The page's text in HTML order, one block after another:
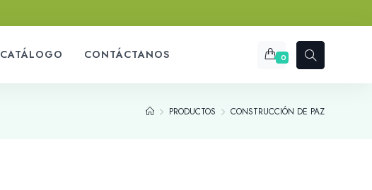
CATÁLOGO CONTÁCTANOS 0
PRODUCTOS CONSTRUCCIÓN DE PAZ